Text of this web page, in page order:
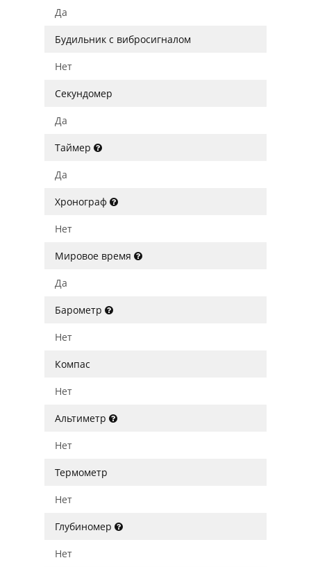
Да
Будильник с вибросигналом
Нет
Секундомер
Да
Таймер
Да
Хронограф
Нет
Мировое время
Да
Барометр
Нет
Компас
Нет
Альтиметр
Нет
Термометр
Нет
Глубиномер
Нет